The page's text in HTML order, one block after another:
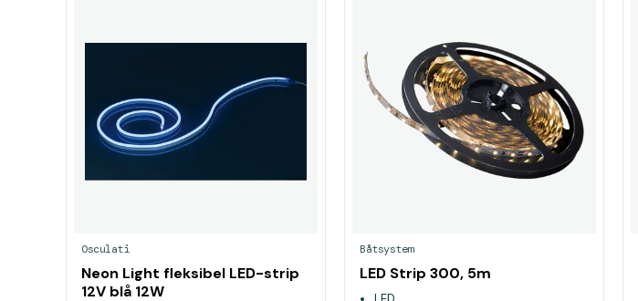
Osculati
Neon Light fleksibel LED-strip
12V blå 12W
Båtsystem
LED Strip 300, 5m